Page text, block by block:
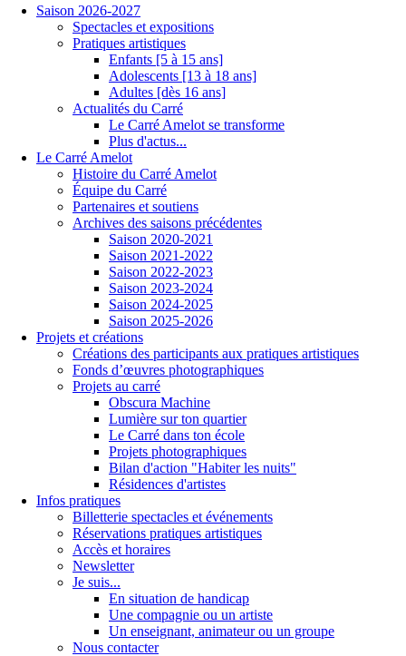
Saison 2026-2027
Spectacles et expositions
Pratiques artistiques
Enfants [5 à 15 ans]
Adolescents [13 à 18 ans]
Adultes [dès 16 ans]
Actualités du Carré
Le Carré Amelot se transforme
Plus d'actus...
Le Carré Amelot
Histoire du Carré Amelot
Équipe du Carré
Partenaires et soutiens
Archives des saisons précédentes
Saison 2020-2021
Saison 2021-2022
Saison 2022-2023
Saison 2023-2024
Saison 2024-2025
Saison 2025-2026
Projets et créations
Créations des participants aux pratiques artistiques
Fonds d’œuvres photographiques
Projets au carré
Obscura Machine
Lumière sur ton quartier
Le Carré dans ton école
Projets photographiques
Bilan d'action "Habiter les nuits"
Résidences d'artistes
Infos pratiques
Billetterie spectacles et événements
Réservations pratiques artistiques
Accès et horaires
Newsletter
Je suis...
En situation de handicap
Une compagnie ou un artiste
Un enseignant, animateur ou un groupe
Nous contacter